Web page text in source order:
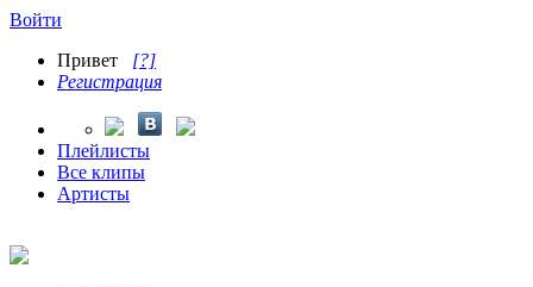
Войти
Привет [?]
Регистрация
Плейлисты
Все клипы
Артисты